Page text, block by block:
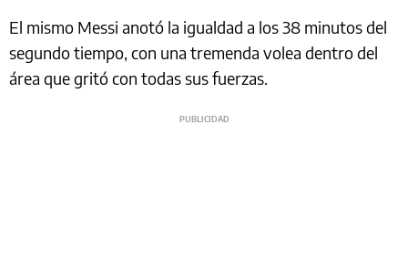
El mismo Messi anotó la igualdad a los 38 minutos del
segundo tiempo, con una tremenda volea dentro del
área que gritó con todas sus fuerzas.